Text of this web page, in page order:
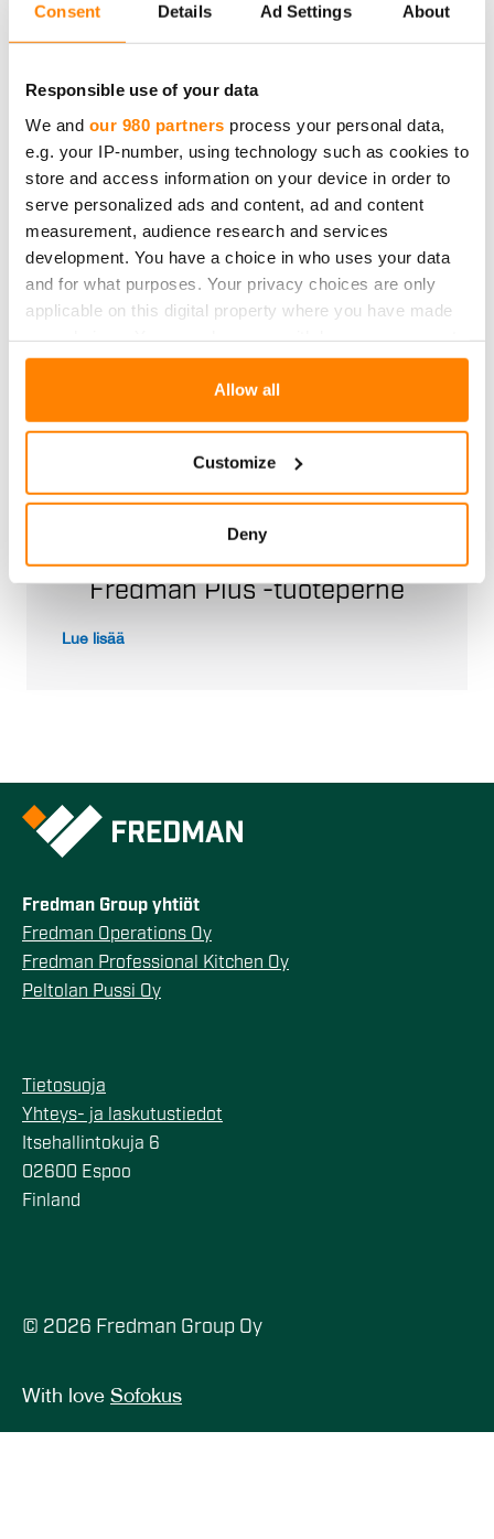
Consent Details Ad Settings About
Responsible use of your data
We and our 980 partners process your personal data,
e.g. your IP-number, using technology such as cookies to
store and access information on your device in order to
serve personalized ads and content, ad and content
measurement, audience research and services
development. You have a choice in who uses your data
and for what purposes. Your privacy choices are only
applicable on this digital property where you have made
any time from the Cookie Declaration or by clicking on
and set your preferences in thedetails section
provide social media features and to analyse our traffic.
our social media, advertising and analytics partners who
Allow all
Customize
Deny
Määrä: 40 kpl
Tuotteet materiaali:
95 % Green PE, 5 % PE
Tuotteen kierrätys: Muovinkeräys
Pakkausmateriaali:
Kartonki
Pakkauksen kierrätys: Kartonkikeräys
Tuotteeseen liittyvät kirjoitukset
Fredman Plus -tuoteperhe
Lue lisää
Fredman Group yhtiöt
Fredman Operations Oy
Fredman Professional Kitchen Oy
Peltolan Pussi Oy
Tietosuoja
Yhteys- ja laskutustiedot
Itsehallintokuja 6
02600 Espoo
Finland
© 2026 Fredman Group Oy
With love Sofokus